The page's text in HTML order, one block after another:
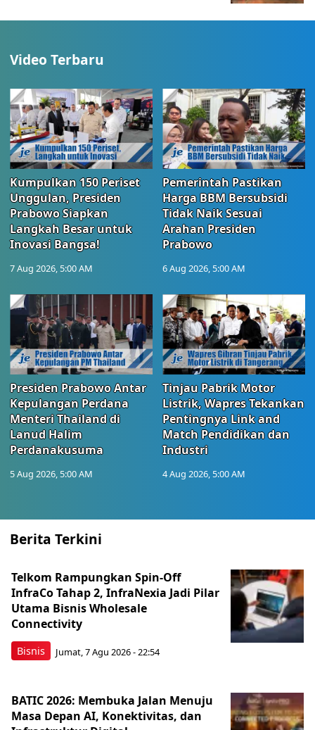
Video Terbaru
Kumpulkan 150 Periset
Unggulan, Presiden
Prabowo Siapkan
Langkah Besar untuk
Inovasi Bangsa!
7 Aug 2026, 5:00 AM
Pemerintah Pastikan
Harga BBM Bersubsidi
Tidak Naik Sesuai
Arahan Presiden
Prabowo
6 Aug 2026, 5:00 AM
Presiden Prabowo Antar
Kepulangan Perdana
Menteri Thailand di
Lanud Halim
Perdanakusuma
5 Aug 2026, 5:00 AM
Tinjau Pabrik Motor
Listrik, Wapres Tekankan
Pentingnya Link and
Match Pendidikan dan
Industri
4 Aug 2026, 5:00 AM
Berita Terkini
Bisnis
Telkom Rampungkan Spin-Off
InfraCo Tahap 2, InfraNexia Jadi Pilar
Utama Bisnis Wholesale
Connectivity
Jumat, 7 Agu 2026 - 22:54
BATIC 2026: Membuka Jalan Menuju
Masa Depan AI, Konektivitas, dan